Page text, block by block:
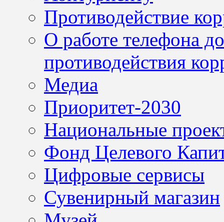
Противодействие
О работе телефона
противодействия
Медиа
Приоритет-2030
Национальные
Фонд Целевого
Цифровые сервисы
Сувенирный магазин